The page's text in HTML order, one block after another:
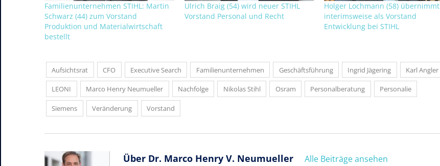
Familienunternehmen STIHL: Martin
Schwarz (44) zum Vorstand
Produktion und Materialwirtschaft
bestellt
Ulrich Braig (54) wird neuer STIHL
Vorstand Personal und Recht
Holger Lochmann (58) übernimmt
interimsweise als Vorstand
Entwicklung bei STIHL
Aufsichtsrat CFO Executive Search Familienunternehmen Geschäftsführung Ingrid Jägering Karl Angler
LEONI Marco Henry Neumueller Nachfolge Nikolas Stihl Osram Personalberatung Personalie
Siemens Veränderung Vorstand
Über Dr. Marco Henry V. Neumueller Alle Beiträge ansehen